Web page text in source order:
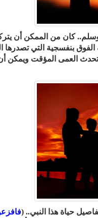
وسلم.. كان من الممكن أن
بنفسجية التي تصدرها
العمى المؤقت ويمكن